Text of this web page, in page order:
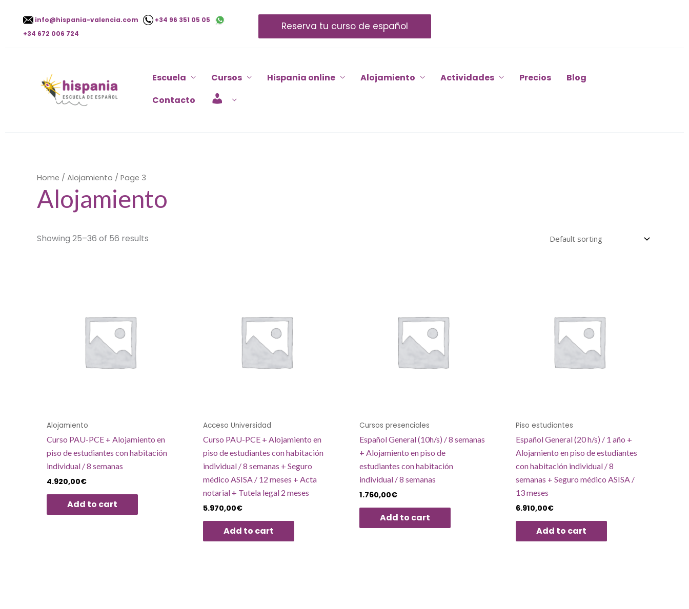
contenido
info@hispania-valencia.com
+34 96 351 05 05
+34 672 006 724
Reserva tu curso de español
Escuela Cursos Hispania online Alojamiento Actividades Precios
Blog
Contacto
Home / Alojamiento / Page 3
Alojamiento
Showing 25–36 of 56 results
Alojamiento
Curso PAU-PCE + Alojamiento en
piso de estudiantes con habitación
individual / 8 semanas
4.920,00€
Add to cart
Acceso Universidad
Curso PAU-PCE + Alojamiento en
piso de estudiantes con habitación
individual / 8 semanas + Seguro
médico ASISA / 12 meses + Acta
notarial + Tutela legal 2 meses
5.970,00€
Add to cart
Cursos presenciales
Español General (10h/s) / 8 semanas
+ Alojamiento en piso de
estudiantes con habitación
individual / 8 semanas
1.760,00€
Add to cart
Piso estudiantes
Español General (20 h/s) / 1 año +
Alojamiento en piso de estudiantes
con habitación individual / 8
semanas + Seguro médico ASISA /
13 meses
6.910,00€
Add to cart